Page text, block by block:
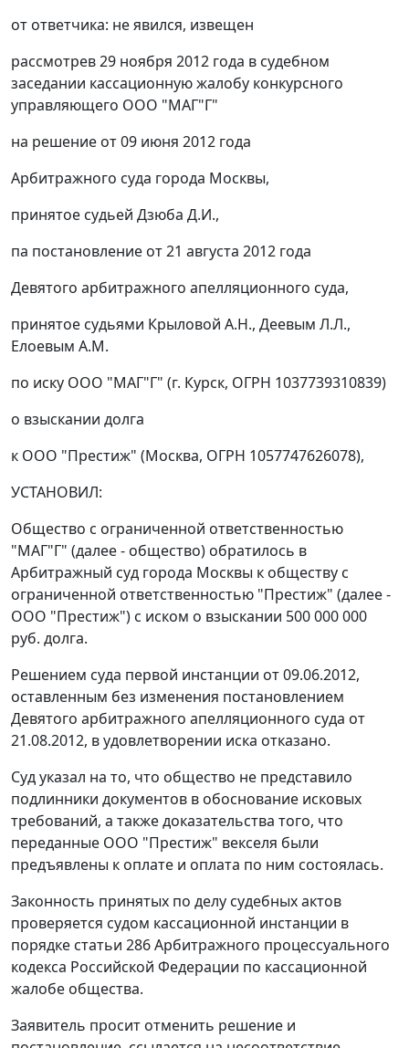
от ответчика: не явился, извещен
рассмотрев 29 ноября 2012 года в судебном
заседании кассационную жалобу конкурсного
управляющего ООО "МАГ"Г"
на решение от 09 июня 2012 года
Арбитражного суда города Москвы,
принятое судьей Дзюба Д.И.,
па постановление от 21 августа 2012 года
Девятого арбитражного апелляционного суда,
принятое судьями Крыловой А.Н., Деевым Л.Л.,
Елоевым A.M.
по иску ООО "МАГ"Г" (г. Курск, ОГРН 1037739310839)
о взыскании долга
к ООО "Престиж" (Москва, ОГРН 1057747626078),
УСТАНОВИЛ:
Общество с ограниченной ответственностью
"МАГ"Г" (далее - общество) обратилось в
Арбитражный суд города Москвы к обществу с
ограниченной ответственностью "Престиж" (далее -
ООО "Престиж") с иском о взыскании 500 000 000
руб. долга.
Решением суда первой инстанции от 09.06.2012,
оставленным без изменения постановлением
Девятого арбитражного апелляционного суда от
21.08.2012, в удовлетворении иска отказано.
Суд указал на то, что общество не представило
подлинники документов в обоснование исковых
требований, а также доказательства того, что
переданные ООО "Престиж" векселя были
предъявлены к оплате и оплата по ним состоялась.
Законность принятых по делу судебных актов
проверяется судом кассационной инстанции в
порядке статьи 286Арбитражного процессуального
кодекса Российской Федерации по кассационной
жалобе общества.
Заявитель просит отменить решение и